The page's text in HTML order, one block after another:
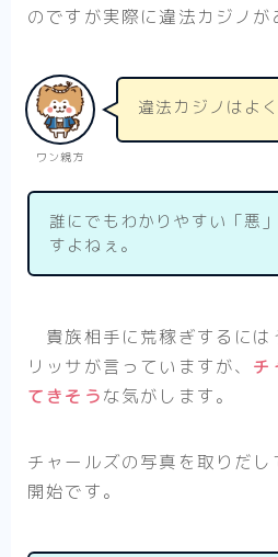
のですが実際に違法カジノが
ワン親方
違法カジノはよ
誰にでもわかりやすい「悪
すよねぇ。
貴族相手に荒稼ぎするには
リッサが言っていますが、 チ
てきそうな気がします。
チャールズの写真を取りだ
開始です。